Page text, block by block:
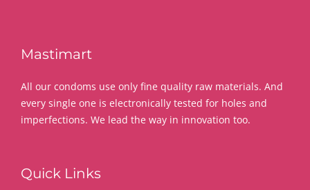
Mastimart
All our condoms use only fine quality raw materials. And
every single one is electronically tested for holes and
imperfections. We lead the way in innovation too.
Quick Links